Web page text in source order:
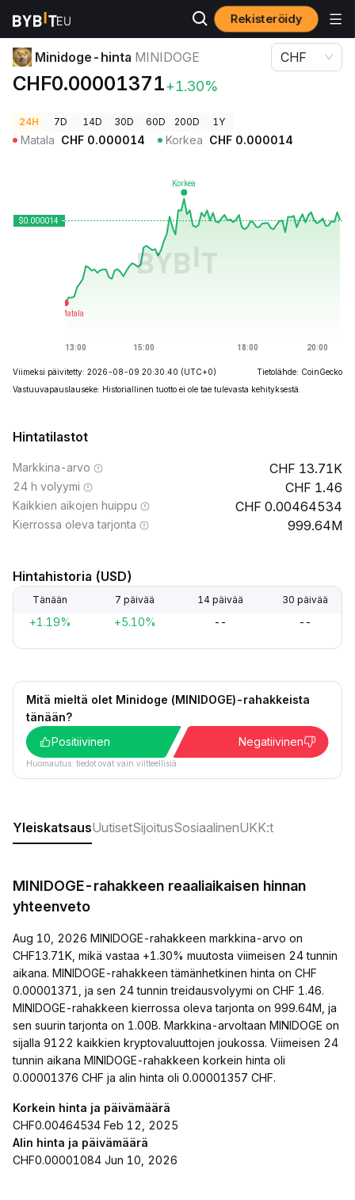
Rekisteröidy
Kryptohinnat Minidoge-hinta MINIDOGE
Minidoge-hinta MINIDOGE
CHF0.00001371+1.30%
CHF
24H 7D 14D 30D 60D 200D 1Y
Matala CHF 0.000014 Korkea CHF 0.000014
Viimeksi päivitetty: 2026-08-09 20:30:40 (UTC+0)
Tietolähde: CoinGecko
Vastuuvapauslauseke: Historiallinen tuotto ei ole tae tulevasta kehityksestä.
Hintatilastot
Markkina-arvo 13.71K
24 h volyymi 1.46
Kaikkien aikojen huippu 0.00464534
Kierrossa oleva tarjonta 999.64M
Hintahistoria (USD)
Tänään 7 päivää 14 päivää 30 päivää
+1.19% +5.10% -- --
Mitä mieltä olet Minidoge (MINIDOGE)-rahakkeista
tänään?
Positiivinen
Negatiivinen
Huomautus: tiedot ovat vain viitteellisiä.
YleiskatsausUutisetSijoitusSosiaalinenUKK:t
MINIDOGE-rahakkeen reaaliaikaisen hinnan
yhteenveto
Aug 10, 2026 MINIDOGE-rahakkeen markkina-arvo on
CHF13.71K, mikä vastaa +1.30% muutosta viimeisen 24 tunnin
aikana. MINIDOGE-rahakkeen tämänhetkinen hinta on CHF
0.00001371, ja sen 24 tunnin treidausvolyymi on CHF 1.46.
MINIDOGE-rahakkeen kierrossa oleva tarjonta on 999.64M, ja
sen suurin tarjonta on 1.00B. Markkina-arvoltaan MINIDOGE on
sijalla 9122 kaikkien kryptovaluuttojen joukossa. Viimeisen 24
tunnin aikana MINIDOGE-rahakkeen korkein hinta oli
0.00001376 CHF ja alin hinta oli 0.00001357 CHF.
Korkein hinta ja päivämäärä
CHF0.00464534 Feb 12, 2025
Alin hinta ja päivämäärä
CHF0.00001084 Jun 10, 2026